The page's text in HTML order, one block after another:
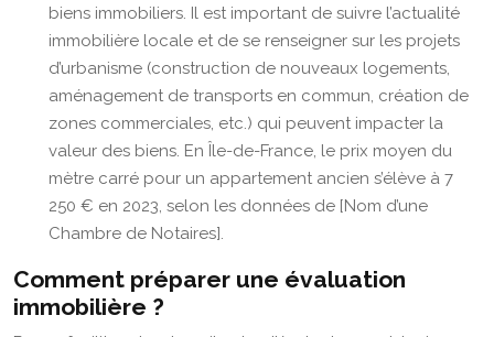
biens immobiliers. Il est important de suivre l’actualité
immobilière locale et de se renseigner sur les projets
d’urbanisme (construction de nouveaux logements,
aménagement de transports en commun, création de
zones commerciales, etc.) qui peuvent impacter la
valeur des biens. En Île-de-France, le prix moyen du
mètre carré pour un appartement ancien s’élève à 7
250 € en 2023, selon les données de [Nom d’une
Chambre de Notaires].
Comment préparer une évaluation
immobilière ?